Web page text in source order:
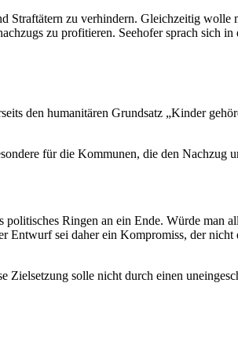
Straftätern zu verhindern. Gleichzeitig
zu profitieren. Seehofer sprach sich
den humanitären Grundsatz „Kinder
für die Kommunen, die den Nachzug
Ringen an ein Ende. Würde man
sei daher ein Kompromiss, der
solle nicht durch einen